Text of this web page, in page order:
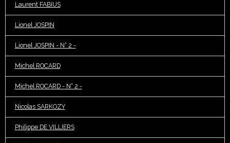
Laurent FABIUS
Lionel JOSPIN
Lionel JOSPIN - N° 2 -
Michel ROCARD
Michel ROCARD - N° 2 -
Nicolas SARKOZY
Philippe DE VILLIERS